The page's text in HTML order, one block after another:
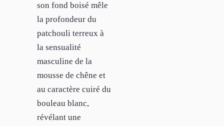
son fond boisé mêle
la profondeur du
patchouli terreux à
la sensualité
masculine de la
mousse de chêne et
au caractère cuiré du
bouleau blanc,
révélant une